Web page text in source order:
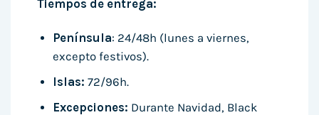
Tiempos de entrega:
Península: 24/48h (lunes a viernes,
excepto festivos).
Islas: 72/96h.
Excepciones: Durante Navidad, Black